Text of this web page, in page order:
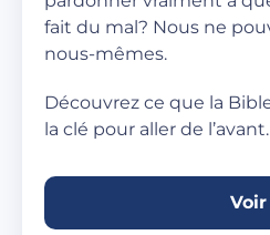
fait du mal? Nous ne
nous-mêmes.
Découvrez ce que la
la clé pour aller de l’avant.
Voir